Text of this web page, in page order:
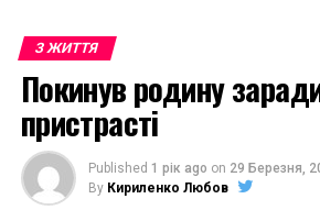
З ЖИТТЯ
Покинув родину
пристрасті
Published 1 рік ago on 29 Березня,
By Кириленко Любов